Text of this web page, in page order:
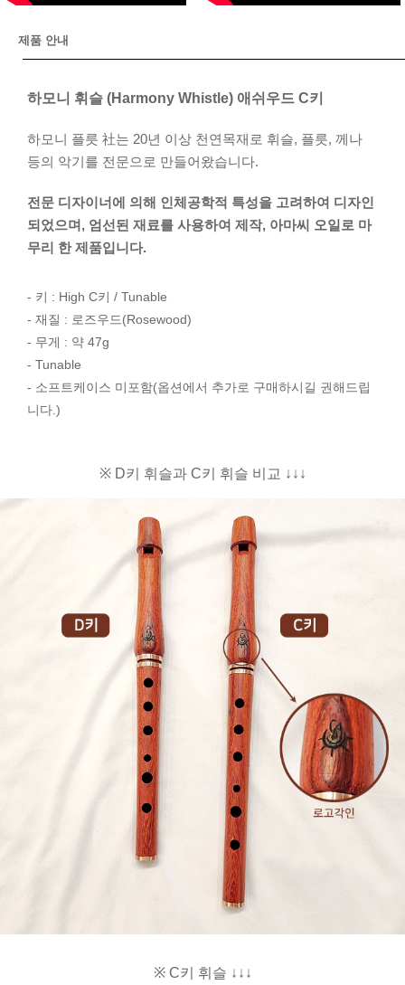
제품 안내
하모니 휘슬 (Harmony Whistle) 애쉬우드 C키
하모니 플릇 社는 20년 이상 천연목재로 휘슬, 플릇, 께나
등의 악기를 전문으로 만들어왔습니다.
전문 디자이너에 의해 인체공학적 특성을 고려하여 디자인
되었으며, 엄선된 재료를 사용하여 제작, 아마씨 오일로 마
무리 한 제품입니다.
- 키 : High C키 / Tunable
- 재질 : 로즈우드(Rosewood)
- 무게 : 약 47g
- Tunable
- 소프트케이스 미포함(옵션에서 추가로 구매하시길 권해드립
니다.)
※ D키 휘슬과 C키 휘슬 비교 ↓↓↓
※ C키 휘슬 ↓↓↓